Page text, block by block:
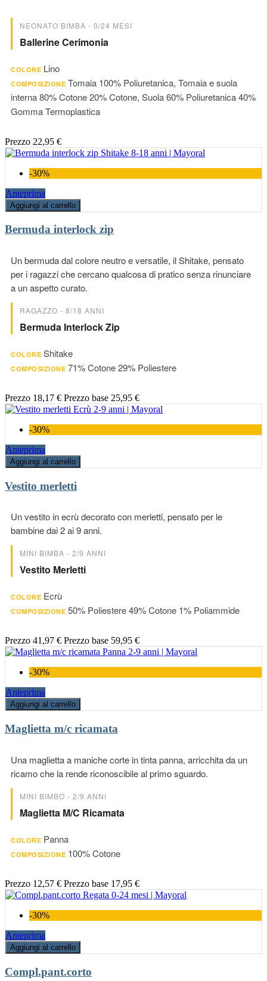
NEONATO BIMBA - 0/24 MESI
Ballerine Cerimonia
COLORE Lino
COMPOSIZIONE Tomaia 100% Poliuretanica, Tomaia e suola
interna 80% Cotone 20% Cotone, Suola 60% Poliuretanica 40%
Gomma Termoplastica
Prezzo 22,95 €
-30%
Anteprima
Aggiungi al carrello
Bermuda interlock zip
Un bermuda dal colore neutro e versatile, il Shitake, pensato
per i ragazzi che cercano qualcosa di pratico senza rinunciare
a un aspetto curato.
RAGAZZO - 8/18 ANNI
Bermuda Interlock Zip
COLORE Shitake
COMPOSIZIONE 71% Cotone 29% Poliestere
Prezzo 18,17 € Prezzo base 25,95 €
-30%
Anteprima
Aggiungi al carrello
Vestito merletti
Un vestito in ecrù decorato con merletti, pensato per le
bambine dai 2 ai 9 anni.
MINI BIMBA - 2/9 ANNI
Vestito Merletti
COLORE Ecrù
COMPOSIZIONE 50% Poliestere 49% Cotone 1% Poliammide
Prezzo 41,97 € Prezzo base 59,95 €
-30%
Anteprima
Aggiungi al carrello
Maglietta m/c ricamata
Una maglietta a maniche corte in tinta panna, arricchita da un
ricamo che la rende riconoscibile al primo sguardo.
MINI BIMBO - 2/9 ANNI
Maglietta M/c Ricamata
COLORE Panna
COMPOSIZIONE 100% Cotone
Prezzo 12,57 € Prezzo base 17,95 €
-30%
Anteprima
Aggiungi al carrello
Compl.pant.corto